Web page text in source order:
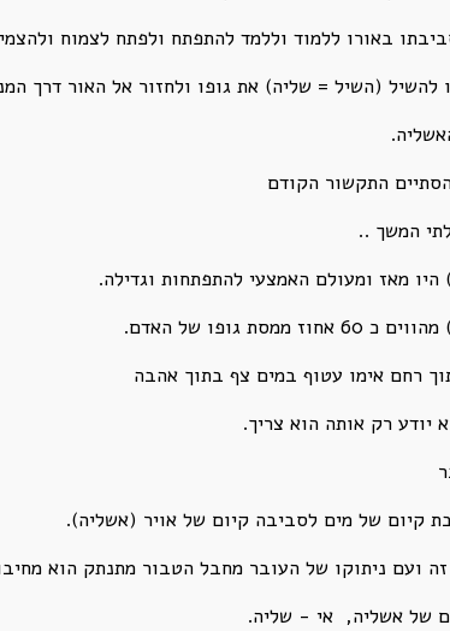
באורו ללמוד וללמד להתפתח ולפתח לצמוח
להשיל (השיל = שליה) את גופו ולחזור אל האור דרך
התקשור הקודם
המשך ..
מאז ומעולם האמצעי להתפתחות וגדילה.
ממסת גופו של האדם.
רחם אימו עטוף במים צף בתוך אהבה
יודע רק אותה הוא צריך.
קיום של מים לסביבה קיום של אויר (אשליה).
ועם ניתוקו של העובר מחבל הטבור מתנתק הוא
של אשליה, אי - שליה.